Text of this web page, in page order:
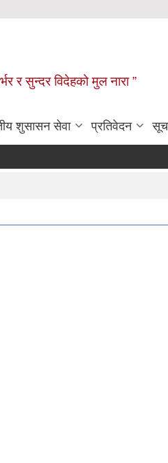
र सुन्दर विदेहको मुल नारा ”
शुसासन सेवा प्रतिवेदन